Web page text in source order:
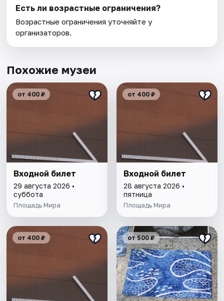
Есть ли возрастные ограничения?
Возрастные ограничения уточняйте у
организаторов.
Похожие музеи
от 400 ₽
Входной билет
29 августа 2026 •
суббота
Площадь Мира
от 400 ₽
Входной билет
28 августа 2026 •
пятница
Площадь Мира
от 400 ₽ от 500 ₽